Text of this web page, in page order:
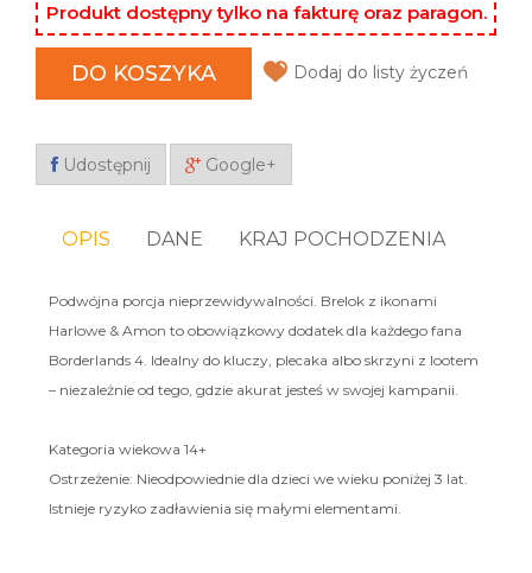
Produkt dostępny tylko na fakturę oraz paragon.
DO KOSZYKA Dodaj do listy życzeń
Udostępnij Google+
OPIS DANE KRAJ POCHODZENIA
Podwójna porcja nieprzewidywalności. Brelok z ikonami
Harlowe & Amon to obowiązkowy dodatek dla każdego fana
Borderlands 4. Idealny do kluczy, plecaka albo skrzyni z lootem
– niezależnie od tego, gdzie akurat jesteś w swojej kampanii.
Kategoria wiekowa 14+
Ostrzeżenie: Nieodpowiednie dla dzieci we wieku poniżej 3 lat.
Istnieje ryzyko zadławienia się małymi elementami.